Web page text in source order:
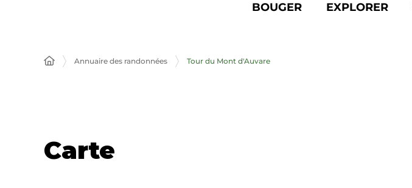
BOUGER EXPLORER
Annuaire des randonnées Tour du Mont d'Auvare
Carte